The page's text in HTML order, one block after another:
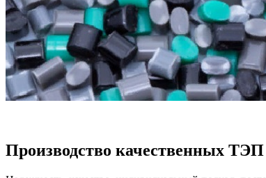
Производство качественных